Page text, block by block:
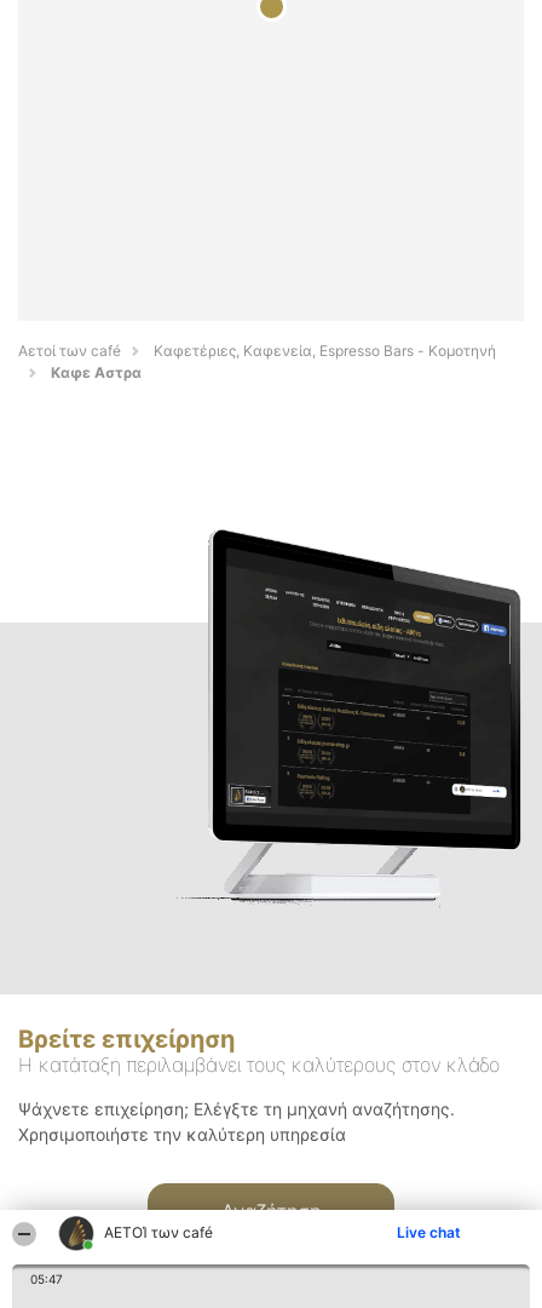
ΑΕΤΟΊ των café Live chat
05:47
Αετοί των café
Καφετέριες, Καφενεία, Espresso Bars - Κομοτηνή
Καφε Αστρα
Βρείτε επιχείρηση
Η κατάταξη περιλαμβάνει τους καλύτερους στον κλάδο
Ψάχνετε επιχείρηση; Ελέγξτε τη μηχανή αναζήτησης.
Χρησιμοποιήστε την καλύτερη υπηρεσία
Αναζήτηση